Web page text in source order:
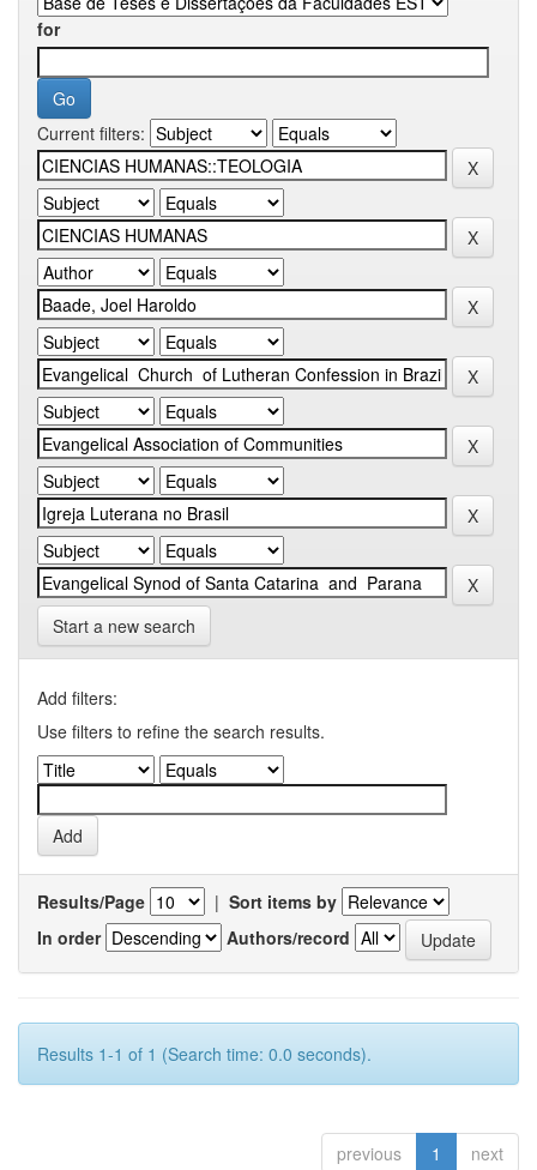
for
Current filters:
Start a new search
Add filters:
Use filters to refine the search results.
Results/Page | Sort items by
In order
Authors/record
Results 1-1 of 1 (Search time: 0.0 seconds).
previous 1 next